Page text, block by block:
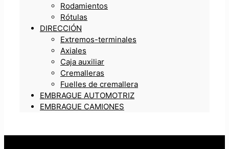
Rodamientos
Rótulas
DIRECCIÓN
Extremos-terminales
Axiales
Caja auxiliar
Cremalleras
Fuelles de cremallera
EMBRAGUE AUTOMOTRIZ
EMBRAGUE CAMIONES